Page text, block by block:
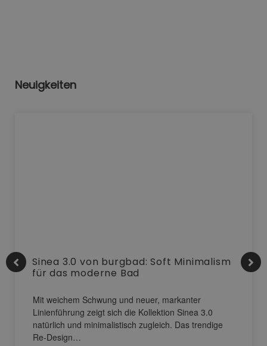
Neuigkeiten
Sinea 3.0 von burgbad: Soft Minimalism
für das moderne Bad
Mit weichem Schwung und neuer, markanter
Linienführung zeigt sich die Kollektion Sinea 3.0
natürlich und minimalistisch zugleich. Das trendige
Re-Design…